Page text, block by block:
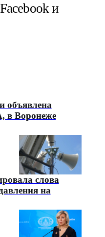
и
объявлена
в Воронеже
слова
на